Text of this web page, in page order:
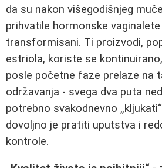
da su nakon višegodišnjeg
prihvatile hormonske
transformisani. Ti proizvodi,
estriola, koriste se
posle početne faze prelaze na
održavanja - svega dva puta
potrebno svakodnevno
dovoljno je pratiti uputstva i
kontrole.